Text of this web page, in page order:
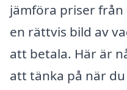
jämföra priser
en rättvis bild av
att betala. Här är
att tänka på när